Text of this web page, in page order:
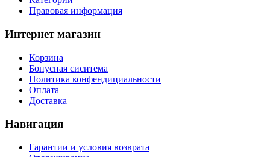
Правовая информация
Интернет магазин
Корзина
Бонусная сиситема
Политика конфендициальности
Оплата
Доставка
Навигация
Гарантии и условия возврата